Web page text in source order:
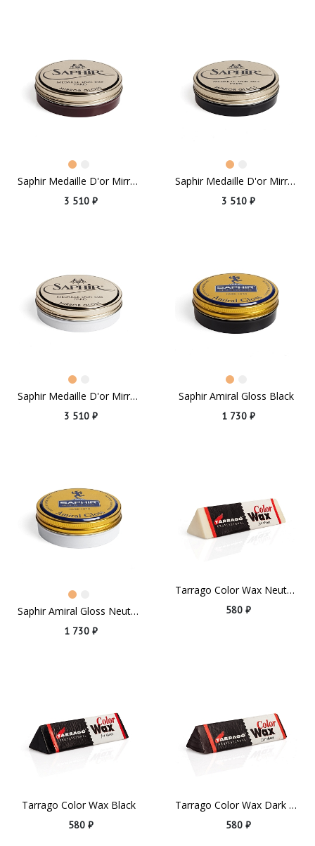
Saphir Medaille D'or Mirror Gloss Burgundy
3 510 ₽
Saphir Medaille D'or Mirror Gloss Dark Brown
3 510 ₽
Saphir Medaille D'or Mirror Gloss Neutral
3 510 ₽
Saphir Amiral Gloss Black
1 730 ₽
Saphir Amiral Gloss Neutral
1 730 ₽
Tarrago Color Wax Neutral
580 ₽
Tarrago Color Wax Black
580 ₽
Tarrago Color Wax Dark Brown
580 ₽